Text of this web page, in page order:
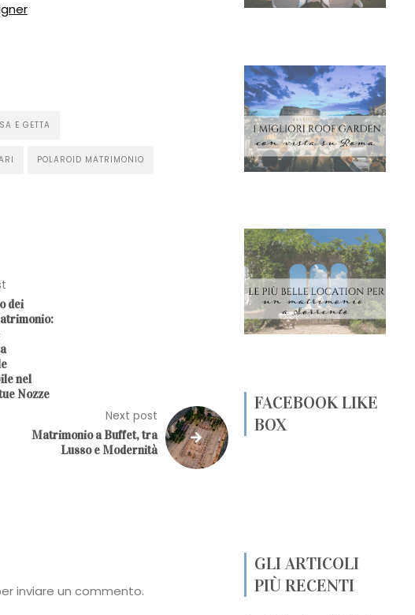
E GETTA
POLAROID MATRIMONIO
dei
nel
Nozze
Next post
Matrimonio a Buffet, tra
Lusso e Modernità
inviare un commento.
FACEBOOK LIKE
BOX
GLI ARTICOLI
PIÙ RECENTI